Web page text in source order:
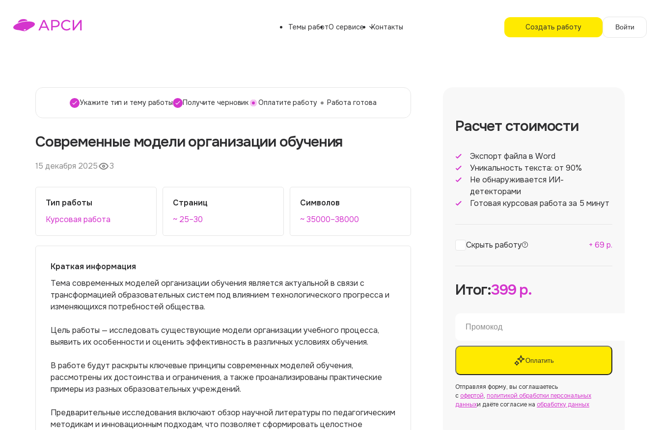
Темы работО сервисе Контакты Создать работу Войти
Укажите тип и тему работы Получите черновик Оплатите работу Работа готова
Современные модели организации обучения
15 декабря 2025 3
Тип работы
Курсовая работа
Страниц
~ 25–30
Символов
~ 35000–38000
Краткая информация
Тема современных моделей организации обучения является актуальной в связи с
трансформацией образовательных систем под влиянием технологического прогресса и
изменяющихся потребностей общества.
Цель работы — исследовать существующие модели организации учебного процесса,
выявить их особенности и оценить эффективность в различных условиях обучения.
В работе будут раскрыты ключевые принципы современных моделей обучения,
рассмотрены их достоинства и ограничения, а также проанализированы практические
примеры из разных образовательных учреждений.
Предварительные исследования включают обзор научной литературы по педагогическим
методикам и инновационным подходам, что позволяет сформировать целостное
Расчет стоимости
Экспорт файла в Word
Уникальность текста: от 90%
Не обнаруживается ИИ-
детекторами
Готовая курсовая работа за 5 минут
Скрыть работу + 69 р.
Итог:399р.
Оплатить
Отправляя форму, вы соглашаетесь
с офертой, политикой обработки персональных
данныхи даёте согласие на обработку данных